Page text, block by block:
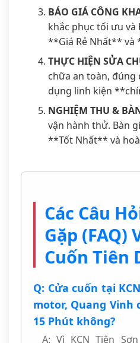
BÁO GIÁ CÔNG
khắc phục tối ưu và
**Giá Rẻ Nhất** và
THỰC HIỆN SỬA
chữa an toàn,
dụng linh kiện
NGHIỆM THU &
vận hành thử. Bàn
**Tốt Nhất** và
Các Câu
Gặp (FAQ)
Cuốn Tiên
Q: Cửa cuốn tại
motor, Quang Vinh
15 Phút không?
A: Vì KCN Tiên